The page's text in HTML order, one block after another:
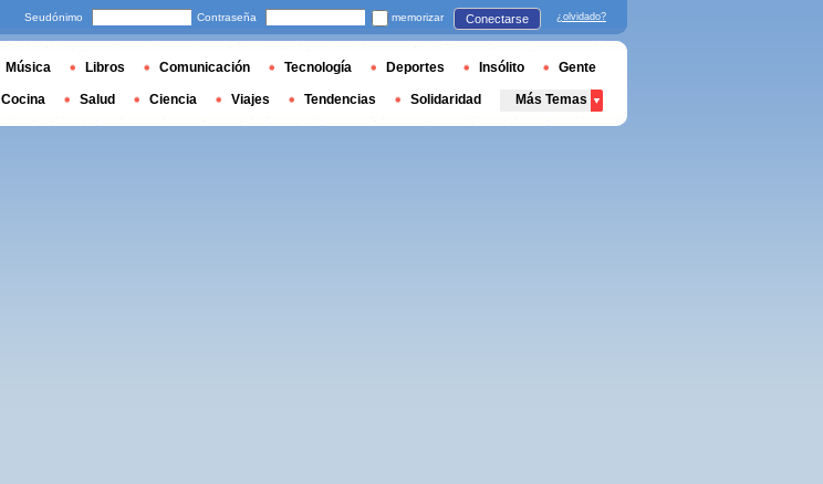
Seudónimo Contraseña memorizar Conectarse ¿olvidado?
Música Libros Comunicación Tecnología Deportes Insólito Gente
Cocina Salud Ciencia Viajes Tendencias Solidaridad Más Temas